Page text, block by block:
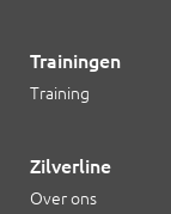
Trainingen
Training
Zilverline
Over ons